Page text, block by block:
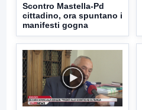
Scontro Mastella-Pd
cittadino, ora spuntano i
manifesti gogna